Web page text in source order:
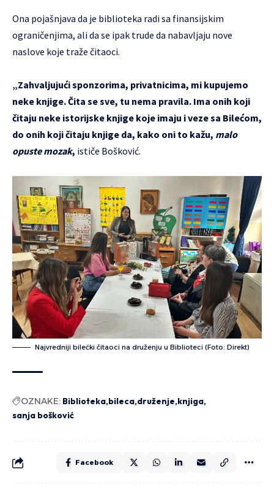
Ona pojašnjava da je biblioteka radi sa finansijskim
ograničenjima, ali da se ipak trude da nabavljaju nove
naslove koje traže čitaoci.
„Zahvaljujući sponzorima, privatnicima, mi kupujemo
neke knjige. Čita se sve, tu nema pravila. Ima onih koji
čitaju neke istorijske knjige koje imaju i veze sa Bilećom,
do onih koji čitaju knjige da, kako oni to kažu, malo
opuste mozak, ističe Bošković.
Najvredniji bilećki čitaoci na druženju u Biblioteci (Foto: Direkt)
OZNAKE: Biblioteka bileca druženje knjiga
sanja bošković
Facebook